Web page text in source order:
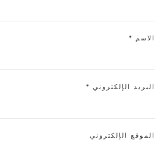
الاسم *
البريد الإلكتروني *
الموقع الإلكتروني